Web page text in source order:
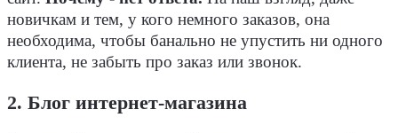
новичкам и тем, у кого немного заказов, она
необходима, чтобы банально не упустить ни одного
клиента, не забыть про заказ или звонок.
2. Блог интернет-магазина